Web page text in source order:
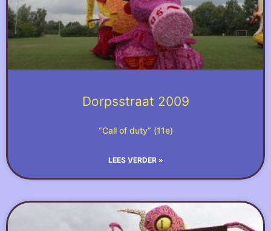
Dorpsstraat 2009
“Call of duty” (11e)
LEES VERDER »